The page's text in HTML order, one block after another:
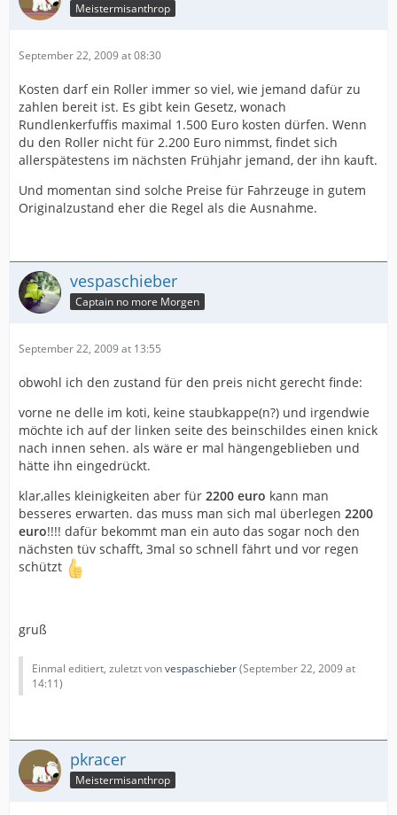
Meistermisanthrop
September 22, 2009 at 08:30
Kosten darf ein Roller immer so viel, wie jemand dafür zu
zahlen bereit ist. Es gibt kein Gesetz, wonach
Rundlenkerfuffis maximal 1.500 Euro kosten dürfen. Wenn
du den Roller nicht für 2.200 Euro nimmst, findet sich
allerspätestens im nächsten Frühjahr jemand, der ihn kauft.
Und momentan sind solche Preise für Fahrzeuge in gutem
Originalzustand eher die Regel als die Ausnahme.
vespaschieber
Captain no more Morgen
September 22, 2009 at 13:55
obwohl ich den zustand für den preis nicht gerecht finde:
vorne ne delle im koti, keine staubkappe(n?) und irgendwie
möchte ich auf der linken seite des beinschildes einen knick
nach innen sehen. als wäre er mal hängengeblieben und
hätte ihn eingedrückt.
klar,alles kleinigkeiten aber für 2200 euro kann man
besseres erwarten. das muss man sich mal überlegen 2200
euro!!!! dafür bekommt man ein auto das sogar noch den
nächsten tüv schafft, 3mal so schnell fährt und vor regen
schützt
gruß
Einmal editiert, zuletzt vonvespaschieber(September 22, 2009 at
14:11)
pkracer
Meistermisanthrop